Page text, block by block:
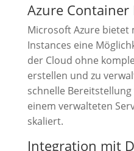
Azure Container
Microsoft Azure bietet
Instances eine
der Cloud ohne
erstellen und zu
schnelle
einem verwalteten
skaliert.
Integration mit